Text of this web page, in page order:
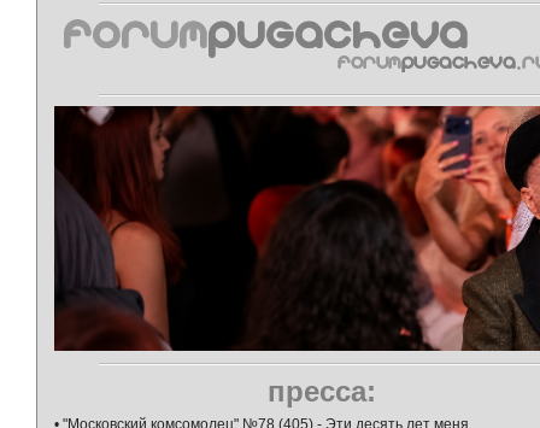
пресса:
• "Московский комсомолец" №78 (405) - Эти десять лет меня